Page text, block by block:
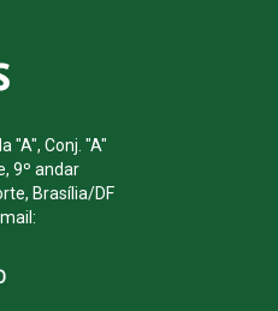
"A", Conj. "A"
9º andar
Brasília/DF